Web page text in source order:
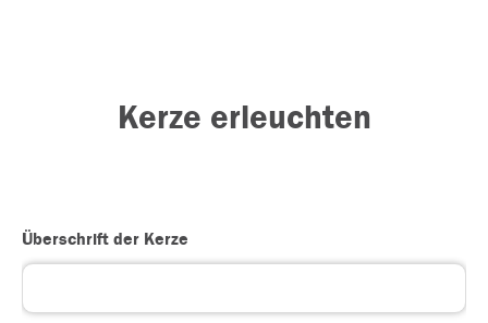
Kerze erleuchten
Überschrift der Kerze